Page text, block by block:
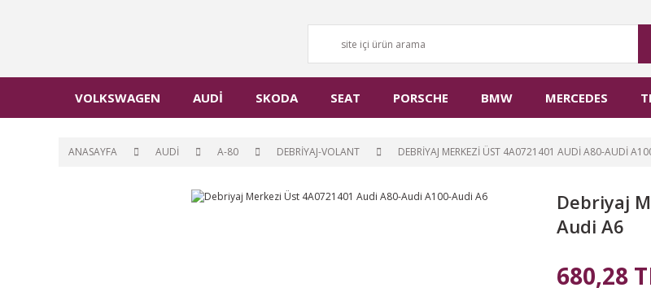
VOLKSWAGEN AUDİ SKODA SEAT PORSCHE BMW MERCEDES
ANASAYFA AUDİ A-80 DEBRİYAJ-VOLANT DEBRIYAJ MERKEZI ÜST 4A0721401 AUDI A80-AUDI
Debriyaj
Audi A6
680,28